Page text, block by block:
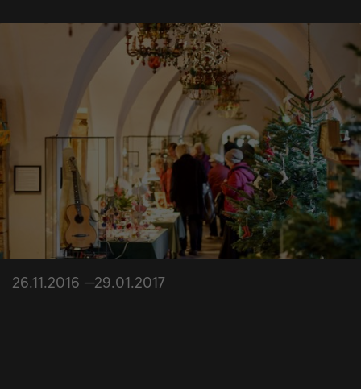
26.11.2016 —29.01.2017